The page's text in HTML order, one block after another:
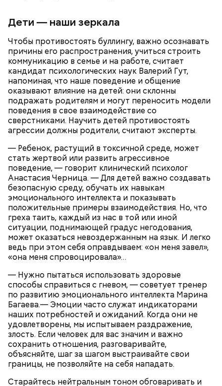
Дети — наши зеркала
Чтобы противостоять буллингу, важно осознавать
причины его распространения, учиться строить
коммуникацию в семье и на работе, считает
кандидат психологических наук Валерий Гут,
напоминая, что наше поведение и общение
оказывают влияние на детей: они склонны
подражать родителям и могут переносить модели
поведения в свое взаимодействие со
сверстниками. Научить детей противостоять
агрессии должны родители, считают эксперты.
— Ребенок, растущий в токсичной среде, может
стать жертвой или развить агрессивное
поведение, — говорит клинический психолог
Анастасия Черница. — Для детей важно создавать
безопасную среду, обучать их навыкам
эмоционального интеллекта и показывать
положительные примеры взаимодействия. Но, что
греха таить, каждый из нас в той или иной
ситуации, поднимающей градус негодования,
может оказаться невоздержанным на язык. И легко
ведь при этом себя оправдываем: «он меня завел»,
«она меня спровоцировала»…
— Нужно пытаться использовать здоровые
способы справиться с гневом, — советует тренер
по развитию эмоционального интеллекта Марина
Багаева.— Эмоции часто служат индикаторами
наших потребностей и ожиданий. Когда они не
удовлетворены, мы испытываем раздражение,
злость. Если человек для вас значим и важно
сохранить отношения, разговаривайте,
объясняйте, шаг за шагом выстраивайте свои
границы, не позволяйте на себя нападать.
Старайтесь нейтральным тоном обговаривать и
Как выбрать дыню
Фото: Shutterstock
При выборе дыни эксперт посоветовала
ориентироваться на запах: